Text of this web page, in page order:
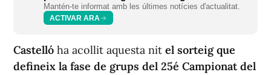
Mantén-te informat amb les últimes notícies d'actualitat.
ACTIVAR ARA
Castelló ha acollit aquesta nit el sorteig que
defineix la fase de grups del 25é Campionat del